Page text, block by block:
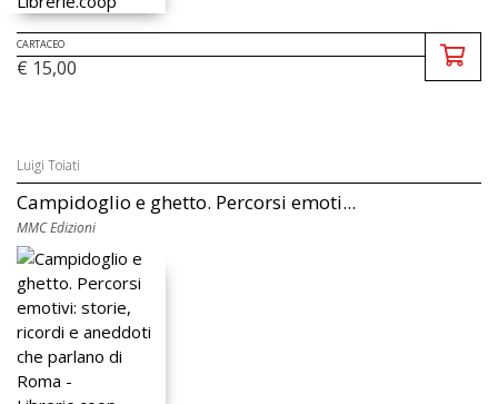
CARTACEO
€ 15,00
Luigi Toiati
Campidoglio e ghetto. Percorsi emoti...
MMC Edizioni